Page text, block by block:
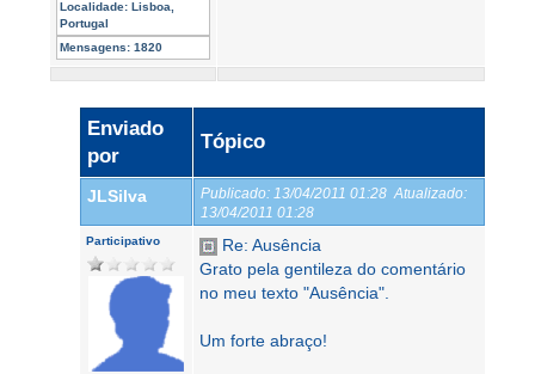
Localidade: Lisboa,
Portugal
Mensagens: 1820
Enviado
por
Tópico
JLSilva Publicado: 13/04/2011 01:28 Atualizado:
13/04/2011 01:28
Participativo
Re: Ausência
Grato pela gentileza do comentário
no meu texto "Ausência".
Um forte abraço!